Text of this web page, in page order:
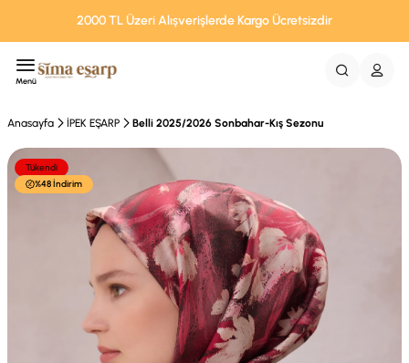
2000 TL Üzeri Alışverişlerde Kargo Ücretsizdir
Menü
Anasayfa İPEK EŞARP Belli 2025/2026 Sonbahar-Kış Sezonu
Tükendi
%48 İndirim